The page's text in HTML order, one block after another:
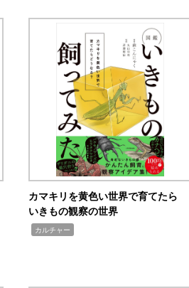
カマキリを黄色い世界で育てたら
いきもの観察の世界
カルチャー